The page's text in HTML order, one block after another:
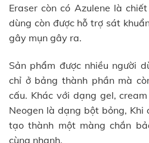
Eraser còn có Azulene là
dùng còn được hỗ trợ sát
gây mụn gây ra.
Sản phẩm được nhiều người
chỉ ở bảng thành phần mà
cấu. Khác với dạng gel,
Neogen là dạng bột bỏng, Khi
tạo thành một màng chắn
cùng nhanh.